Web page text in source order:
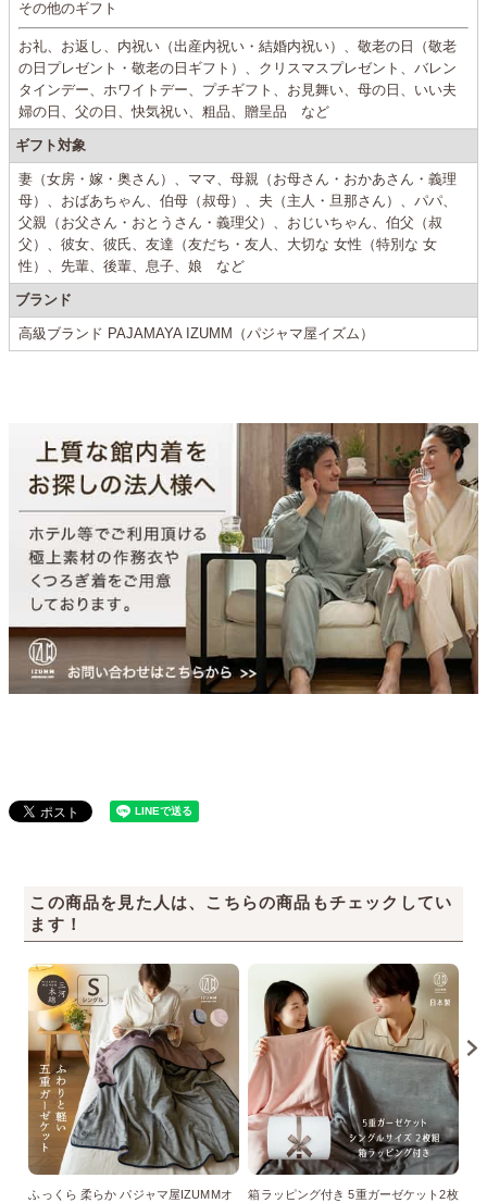
その他のギフト
お礼、お返し、内祝い（出産内祝い・結婚内祝い）、敬老の日（敬老
の日プレゼント・敬老の日ギフト）、クリスマスプレゼント、バレン
タインデー、ホワイトデー、プチギフト、お見舞い、母の日、いい夫
婦の日、父の日、快気祝い、粗品、贈呈品 など
ギフト対象
妻（女房・嫁・奥さん）、ママ、母親（お母さん・おかあさん・義理
母）、おばあちゃん、伯母（叔母）、夫（主人・旦那さん）、パパ、
父親（お父さん・おとうさん・義理父）、おじいちゃん、伯父（叔
父）、彼女、彼氏、友達（友だち・友人、大切な 女性（特別な 女
性）、先輩、後輩、息子、娘 など
ブランド
高級ブランド PAJAMAYA IZUMM（パジャマ屋イズム）
この商品を見た人は、こちらの商品もチェックしてい
ます！
ふっくら 柔らか パジャマ屋IZUMMオ
箱ラッピング付き 5重ガーゼケット2枚